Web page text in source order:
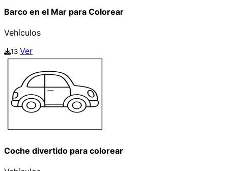
Barco en el Mar para Colorear
Vehículos
13 Ver
Coche divertido para colorear